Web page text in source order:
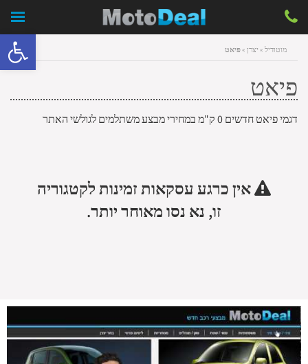
מוטודיל » יצרן »פיאט
פיאט
דגמי פיאט חדשים 0 ק"מ במחירי מבצע משתלמים לגולשי האתר
אין כרגע עסקאות זמינות לקטגוריה
זו, נא נסו מאוחר יותר.
פתח